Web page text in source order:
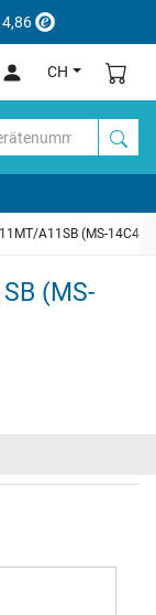
4,86
CH
A11SB (MS-14C4)
(MS-